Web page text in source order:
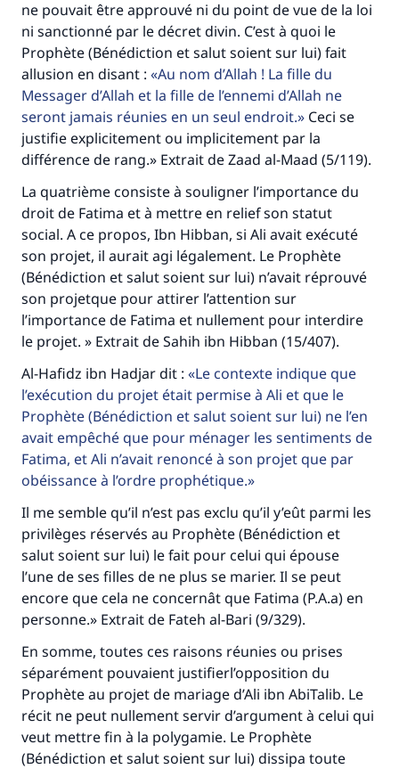
ne pouvait être approuvé ni du point de vue de la loi
ni sanctionné par le décret divin. C’est à quoi le
Prophète (Bénédiction et salut soient sur lui) fait
allusion en disant : Au nom d’Allah ! La fille du
Messager d’Allah et la fille de l’ennemi d’Allah ne
seront jamais réunies en un seul endroit.
Ceci se
justifie explicitement ou implicitement par la
différence de rang.» Extrait de Zaad al-Maad (5/119).
La quatrième consiste à souligner l’importance du
droit de Fatima et à mettre en relief son statut
social. A ce propos, Ibn Hibban, si Ali avait exécuté
son projet, il aurait agi légalement. Le Prophète
(Bénédiction et salut soient sur lui) n’avait réprouvé
son projetque pour attirer l’attention sur
l’importance de Fatima et nullement pour interdire
le projet. » Extrait de Sahih ibn Hibban (15/407).
Al-Hafidz ibn Hadjar dit :
Le contexte indique que
l’exécution du projet était permise à Ali et que le
Prophète (Bénédiction et salut soient sur lui) ne l’en
avait empêché que pour ménager les sentiments de
Fatima, et Ali n’avait renoncé à son projet que par
obéissance à l’ordre prophétique.
Il me semble qu’il n’est pas exclu qu’il y’eût parmi les
privilèges réservés au Prophète (Bénédiction et
salut soient sur lui) le fait pour celui qui épouse
l’une de ses filles de ne plus se marier. Il se peut
encore que cela ne concernât que Fatima (P.A.a) en
personne.» Extrait de Fateh al-Bari (9/329).
En somme, toutes ces raisons réunies ou prises
séparément pouvaient justifierl’opposition du
Prophète au projet de mariage d’Ali ibn AbiTalib. Le
récit ne peut nullement servir d’argument à celui qui
veut mettre fin à la polygamie. Le Prophète
(Bénédiction et salut soient sur lui) dissipa toute